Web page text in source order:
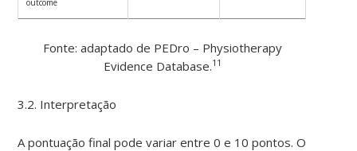
Fonte: adaptado de PEDro – Physiotherapy
Evidence Database.11
3.2. Interpretação
A pontuação final pode variar entre 0 e 10 pontos. O